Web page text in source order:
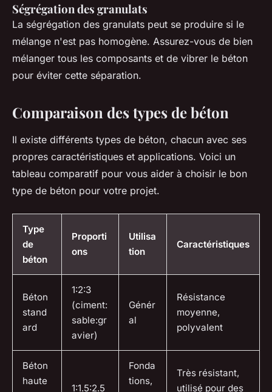
Ségrégation des granulats
La ségrégation des granulats peut se produire si le
mélange n'est pas homogène. Assurez-vous de bien
mélanger tous les composants et de vibrer le béton
pour éviter cette séparation.
Comparaison des types de béton
Il existe différents types de béton, chacun avec ses
propres caractéristiques et applications. Voici un
tableau comparatif pour vous aider à choisir le bon
type de béton pour votre projet.
Type
de
béton
Proporti
ons
Utilisa
tion
Caractéristiques
Béton
stand
ard
1:2:3
(ciment:
sable:gr
avier)
Génér
al
Résistance
moyenne,
polyvalent
Béton
haute
1:1.5:2.5
Fonda
tions,
Très résistant,
utilisé pour des